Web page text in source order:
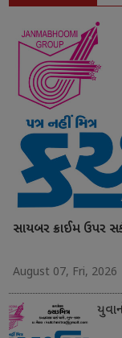
સાયબર ક્રાઈમ ઉપર
August 07, Fri, 2026